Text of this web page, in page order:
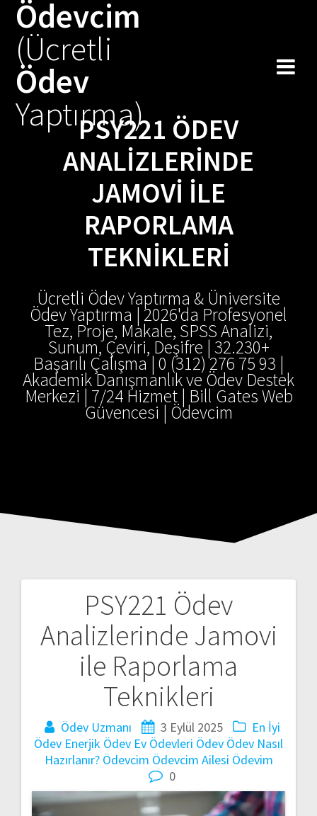
Ödevcim
(Ücretli
Ödev
Yaptırma)PSY221 ÖDEV
ANALIZLERINDE
JAMOVI ILE
RAPORLAMA
TEKNIKLERI
Ücretli Ödev Yaptırma & Üniversite
Ödev Yaptırma | 2026'da Profesyonel
Tez, Proje, Makale, SPSS Analizi,
Sunum, Çeviri, Deşifre | 32.230+
Başarılı Çalışma | 0 (312) 276 75 93 |
Akademik Danışmanlık ve Ödev Destek
Merkezi | 7/24 Hizmet | Bill Gates Web
Güvencesi | Ödevcim
PSY221 Ödev
Analizlerinde Jamovi
ile Raporlama
Teknikleri
Ödev Uzmanı 3 Eylül 2025
En İyi
Ödev Enerjik Ödev Ev Ödevleri Ödev Ödev Nasıl
Hazırlanır? Ödevcim Ödevcim Ailesi Ödevim
0
gezinmesi